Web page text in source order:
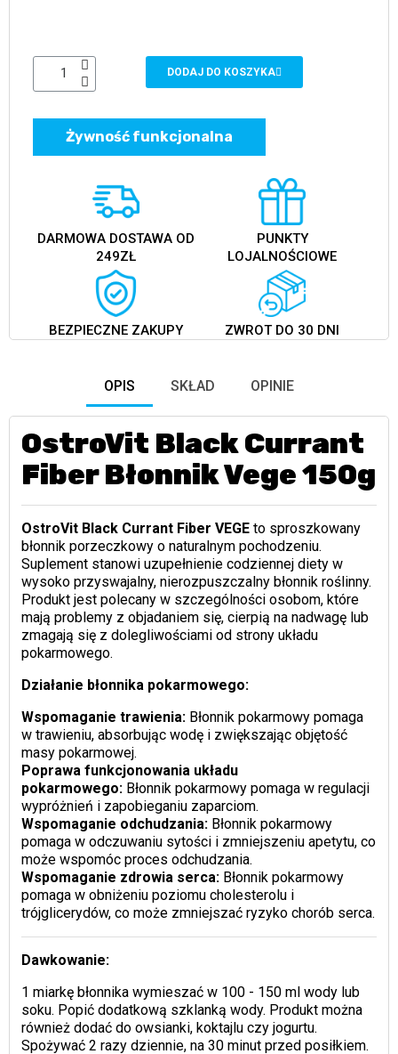
DODAJ DO KOSZYKA
Żywność funkcjonalna
DARMOWA DOSTAWA OD
249ZŁ
PUNKTY
LOJALNOŚCIOWE
BEZPIECZNE ZAKUPY ZWROT DO 30 DNI
OPIS SKŁAD OPINIE
OstroVit Black Currant
Fiber Błonnik Vege 150g
OstroVit Black Currant Fiber VEGEto sproszkowany
błonnik porzeczkowy o naturalnym pochodzeniu.
Suplement stanowi uzupełnienie codziennej diety w
wysoko przyswajalny, nierozpuszczalny błonnik roślinny.
Produkt jest polecany w szczególności osobom, które
mają problemy z objadaniem się, cierpią na nadwagę lub
zmagają się z dolegliwościami od strony układu
pokarmowego.
Działanie błonnika pokarmowego:
Wspomaganie trawienia:Błonnik pokarmowy pomaga
w trawieniu, absorbując wodę i zwiększając objętość
masy pokarmowej.
Poprawa funkcjonowania układu
pokarmowego:Błonnik pokarmowy pomaga w regulacji
wypróżnień i zapobieganiu zaparciom.
Wspomaganie odchudzania:Błonnik pokarmowy
pomaga w odczuwaniu sytości i zmniejszeniu apetytu, co
może wspomóc proces odchudzania.
Wspomaganie zdrowia serca:Błonnik pokarmowy
pomaga w obniżeniu poziomu cholesterolu i
trójglicerydów, co może zmniejszać ryzyko chorób serca.
Dawkowanie:
1 miarkę błonnika wymieszać w 100 - 150 ml wody lub
soku. Popić dodatkową szklanką wody. Produkt można
również dodać do owsianki, koktajlu czy jogurtu.
Spożywać 2 razy dziennie, na 30 minut przed posiłkiem.